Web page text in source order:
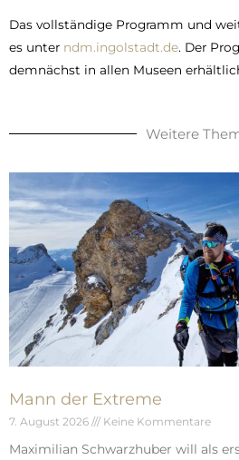
Das vollständige Programm und
es unter ndm.ingolstadt.de. Der
demnächst in allen Museen
Weitere
Mann der Extreme
7. August 2026 Keine Kommentare
Maximilian Schwarzhuber will als